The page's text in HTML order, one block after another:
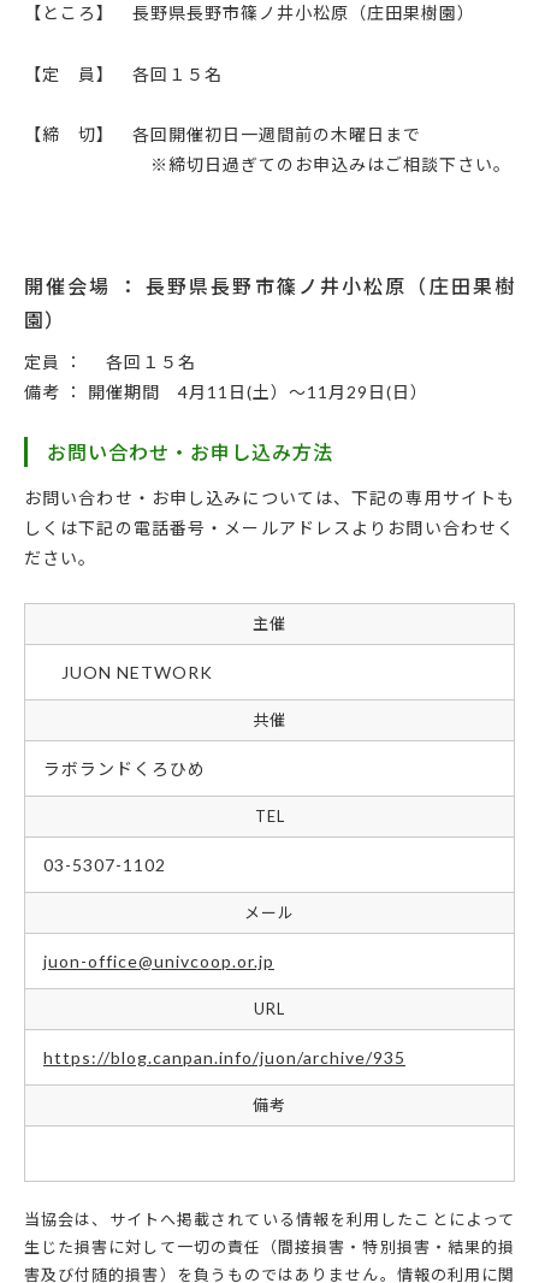
【ところ】 長野県長野市篠ノ井小松原（庄田果樹園）
【定 員】 各回１５名
【締 切】 各回開催初日一週間前の木曜日まで
※締切日過ぎてのお申込みはご相談下さい。
開催会場 ： 長野県長野市篠ノ井小松原（庄田果樹
園）
定員 ： 各回１５名
備考 ： 開催期間 4月11日(土）～11月29日(日）
お問い合わせ・お申し込み方法
お問い合わせ・お申し込みについては、下記の専用サイトも
しくは下記の電話番号・メールアドレスよりお問い合わせく
ださい。
主催
JUON NETWORK
共催
ラボランドくろひめ
TEL
03-5307-1102
メール
juon-office@univcoop.or.jp
URL
https://blog.canpan.info/juon/archive/935
備考
当協会は、サイトへ掲載されている情報を利用したことによって
生じた損害に対して一切の責任（間接損害・特別損害・結果的損
害及び付随的損害）を負うものではありません。情報の利用に関